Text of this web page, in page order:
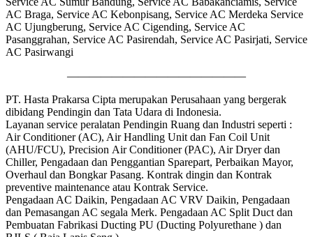
AC Braga, Service AC Kebonpisang, Service AC Merdeka Service
AC Ujungberung, Service AC Cigending, Service AC
Pasanggrahan, Service AC Pasirendah, Service AC Pasirjati, Service
AC Pasirwangi
————————————————
PT. Hasta Prakarsa Cipta merupakan Perusahaan yang bergerak
dibidang Pendingin dan Tata Udara di Indonesia.
Layanan service peralatan Pendingin Ruang dan Industri seperti :
Air Conditioner (AC), Air Handling Unit dan Fan Coil Unit
(AHU/FCU), Precision Air Conditioner (PAC), Air Dryer dan
Chiller, Pengadaan dan Penggantian Sparepart, Perbaikan Mayor,
Overhaul dan Bongkar Pasang. Kontrak dingin dan Kontrak
preventive maintenance atau Kontrak Service.
Pengadaan AC Daikin, Pengadaan AC VRV Daikin, Pengadaan
dan Pemasangan AC segala Merk. Pengadaan AC Split Duct dan
Pembuatan Fabrikasi Ducting PU (Ducting Polyurethane ) dan